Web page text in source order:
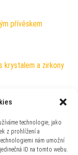
technologie, jako
z prohlížení a
nám umožní
ID na tomto webu.
přívěskem
krystalem a zirkony
Symphonia